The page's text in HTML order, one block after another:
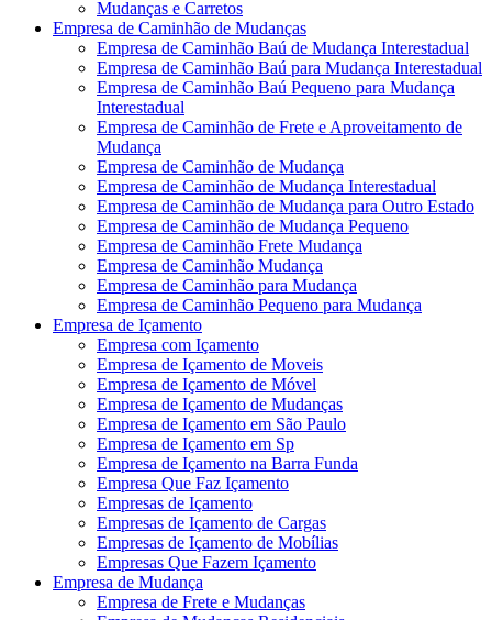
Mudanças e Carretos
Empresa de Caminhão de Mudanças
Empresa de Caminhão Baú de Mudança Interestadual
Empresa de Caminhão Baú para Mudança Interestadual
Empresa de Caminhão Baú Pequeno para Mudança
Interestadual
Empresa de Caminhão de Frete e Aproveitamento de
Mudança
Empresa de Caminhão de Mudança
Empresa de Caminhão de Mudança Interestadual
Empresa de Caminhão de Mudança para Outro Estado
Empresa de Caminhão de Mudança Pequeno
Empresa de Caminhão Frete Mudança
Empresa de Caminhão Mudança
Empresa de Caminhão para Mudança
Empresa de Caminhão Pequeno para Mudança
Empresa de Içamento
Empresa com Içamento
Empresa de Içamento de Moveis
Empresa de Içamento de Móvel
Empresa de Içamento de Mudanças
Empresa de Içamento em São Paulo
Empresa de Içamento em Sp
Empresa de Içamento na Barra Funda
Empresa Que Faz Içamento
Empresas de Içamento
Empresas de Içamento de Cargas
Empresas de Içamento de Mobílias
Empresas Que Fazem Içamento
Empresa de Mudança
Empresa de Frete e Mudanças